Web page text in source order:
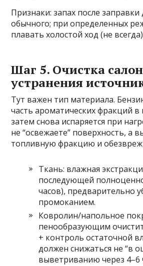
Признаки: запах после
обычного; при определенных
плавать холостой ход (не
Шаг 5. Очистка
устранения
Тут важен тип материала.
часть ароматических фракций в
затем снова испаряется при
не “освежаете” поверхность, а
топливную фракцию и
Ткань: влажная
последующей
часов), предварительно
промоканием.
Ковролин/напольное
пенообразующим
+ контроль остаточной
должен снижаться не “в
выветриванию через 4–6